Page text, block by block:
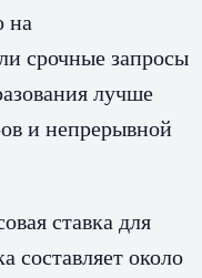
на
срочные запросы
лучше
и непрерывной
ставка для
составляет около